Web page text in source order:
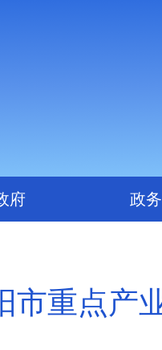
府 政
市重点产